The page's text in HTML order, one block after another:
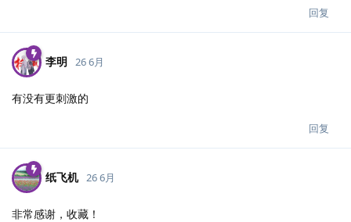
回复
李明 26 6月
有没有更刺激的
回复
纸飞机 26 6月
非常感谢，收藏！